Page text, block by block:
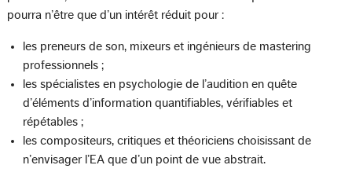
pourra n’être que d’un intérêt réduit pour :
les preneurs de son, mixeurs et ingénieurs de mastering
professionnels ;
les spécialistes en psychologie de l’audition en quête
d’éléments d’information quantifiables, vérifiables et
répétables ;
les compositeurs, critiques et théoriciens choisissant de
n’envisager l’EA que d’un point de vue abstrait.